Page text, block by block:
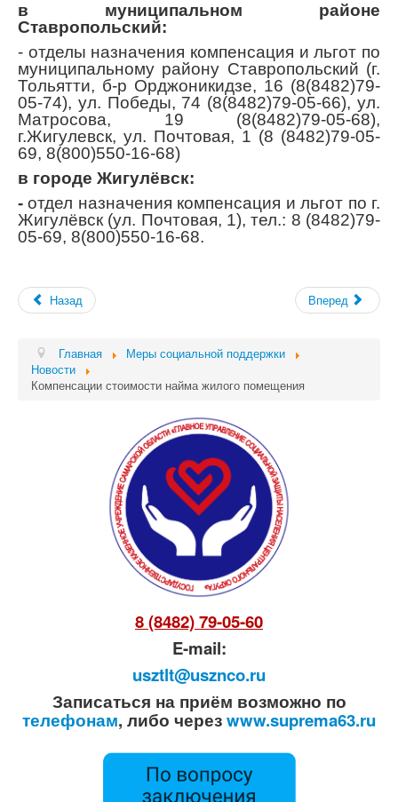
в муниципальном районе
Ставропольский:
- отделы назначения компенсация и льгот по
муниципальному району Ставропольский (г.
Тольятти, б-р Орджоникидзе, 16 (8(8482)79-
05-74), ул. Победы, 74 (8(8482)79-05-66), ул.
Матросова, 19 (8(8482)79-05-68),
г.Жигулевск, ул. Почтовая, 1 (8 (8482)79-05-
69, 8(800)550-16-68)
в городе Жигулёвск:
-отдел назначения компенсация и льгот по г.
Жигулёвск (ул. Почтовая, 1), тел.: 8 (8482)79-
05-69, 8(800)550-16-68.
Назад Вперед
Главная
Меры социальной поддержки
Новости
Компенсации стоимости найма жилого помещения
8 (8482) 79-05-60
E-mail:
usztlt@usznco.ru
Записаться на приём возможно по
телефонам, либо черезwww.suprema63.ru